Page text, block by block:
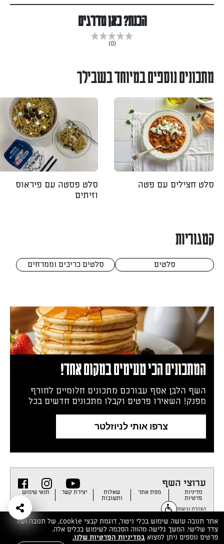
הכנת? כאן מדרגים
(0)
מתכונים נוספים במיוחד בשבילך
סלט חצילים עם פטה
סלט פסטה עם פיראוס
וזיתים
קטגוריות
סלטים סלטים כריכים וממרחים
המתכונים הכי טעימים במקום אחד!
השף הלבן אסף עבורכם מתכונים חלומיים לחורף
מפנק! השאירו פרטים וקבלו מתכונים חדשים בכל
יום>>
צרפו אותי לניוזלטר
ערוצי השף
מדיניות
פרטיות
מפת אתר שאלות
ותשובות
יצירת קשר תנאי שימוש
הצהרת נגישות
אתר תנובה עושה שימוש בכלי ניטור, דוגמת קבצי cookie, של תנובה ושל
צדד שלישי. המשך גלישה מהווה הסכמה לשימוש בכלים אלה.
פרטים נוספים ניתן למצוא במדיניות הפרטיות שלנו.